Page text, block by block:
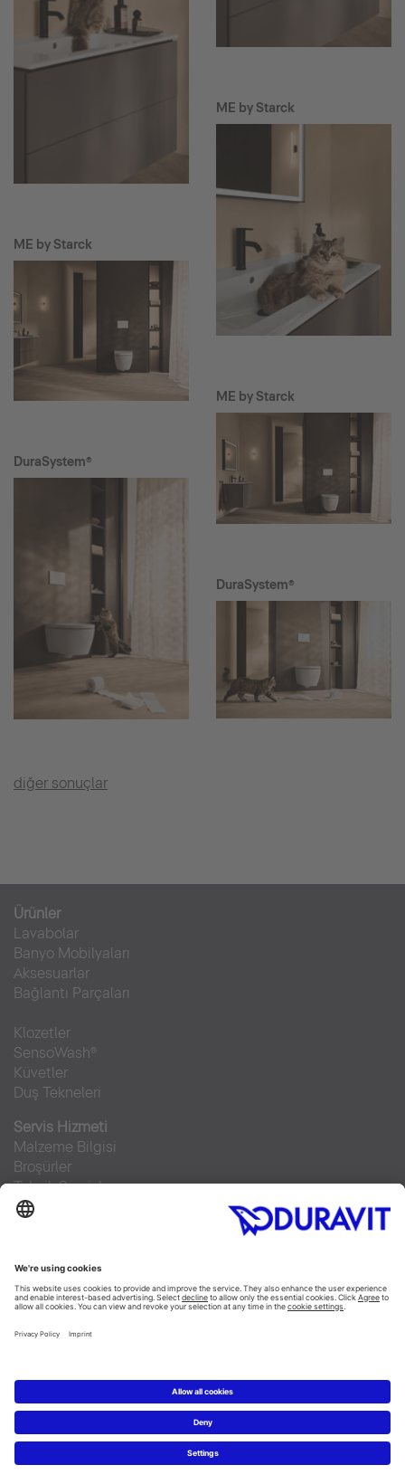
ME by Starck
DuraSystem®
ME by Starck
ME by Starck
DuraSystem®
diğer sonuçlar
Ürünler
Lavabolar
Banyo Mobilyaları
Aksesuarlar
Bağlantı Parçaları
Klozetler
SensoWash®
Küvetler
Duş Tekneleri
Servis Hizmeti
Malzeme Bilgisi
Broşürler
Teknik Servisler
Sıkça sorulan sorular
Facebook
Instagram
Pinterest
RSS-Feed
Flickr
Copyright © 2026 Duravit AG
Imprint|Veri Koruma Beyanı|Çerez ayarları